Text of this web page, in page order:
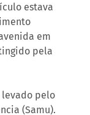
estava
em
pela
levado pelo
(Samu).